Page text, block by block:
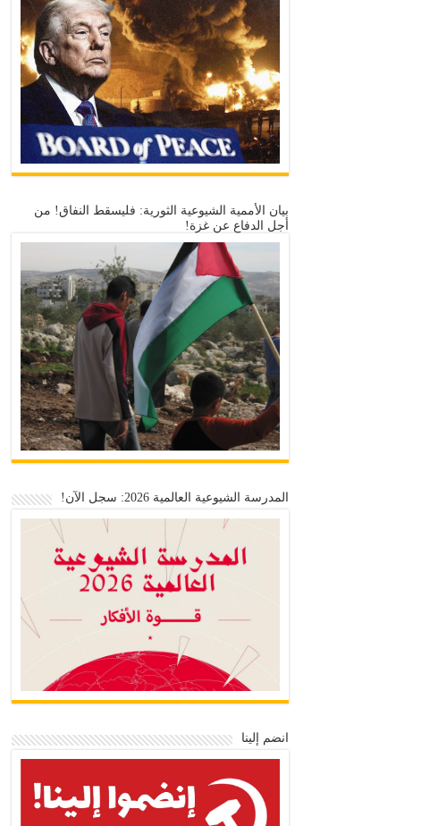
بيان الأممية الشيوعية الثورية: فليسقط النفاق! من
أجل الدفاع عن غزة!
المدرسة الشيوعية العالمية 2026: سجل الآن!
انضم إلينا